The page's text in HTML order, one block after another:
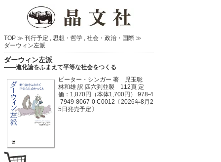
TOP ≫ 刊行予定 , 思想・哲学 , 社会・政治・国際 ≫
ダーウィン左派
ダーウィン左派
――進化論をふまえて平等な社会をつくる
ピーター・シンガー 著 児玉聡
林和雄 訳 四六判並製 112頁 定
価：1,870円（本体1,700円）
978-4
-7949-8067-0 C0012〔2026年8月2
5日発売予定〕